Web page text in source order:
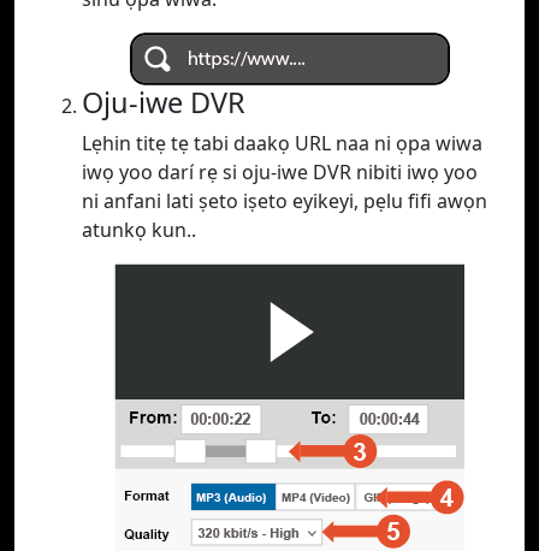
Oju-iwe DVR
Lẹhin titẹ tẹ tabi daakọ URL naa ni ọpa wiwa
iwọ yoo darí rẹ si oju-iwe DVR nibiti iwọ yoo
ni anfani lati ṣeto iṣeto eyikeyi, pẹlu fifi awọn
atunkọ kun..